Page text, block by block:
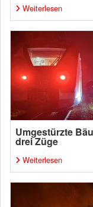
Weiterlesen
Umgestürzte
drei Züge
Weiterlesen